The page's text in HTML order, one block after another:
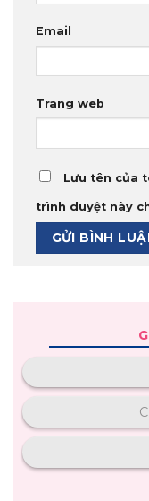
Email
Trang web
Lưu tên của
trình duyệt này